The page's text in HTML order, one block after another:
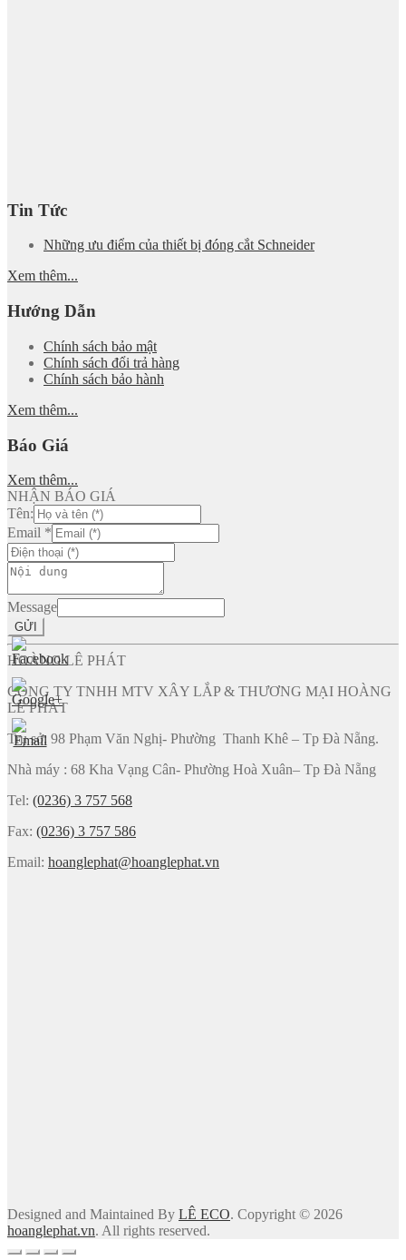
Tin Tức
Những ưu điểm của thiết bị đóng cắt Schneider
Xem thêm...
Hướng Dẫn
Chính sách bảo mật
Chính sách đổi trả hàng
Chính sách bảo hành
Xem thêm...
Báo Giá
Xem thêm...
NHẬN BÁO GIÁ
Tên:
Email *
Message
GỬI
HOÀNG LÊ PHÁT
CÔNG TY TNHH MTV XÂY LẮP & THƯƠNG MẠI HOÀNG
LÊ PHÁT
Trụ sở: 98 Phạm Văn Nghị- Phường Thanh Khê – Tp Đà Nẵng.
Nhà máy : 68 Kha Vạng Cân- Phường Hoà Xuân– Tp Đà Nẵng
Tel: (0236) 3 757 568
Fax: (0236) 3 757 586
Email: hoanglephat@hoanglephat.vn
Designed and Maintained By LÊ ECO. Copyright © 2026
hoanglephat.vn. All rights reserved.